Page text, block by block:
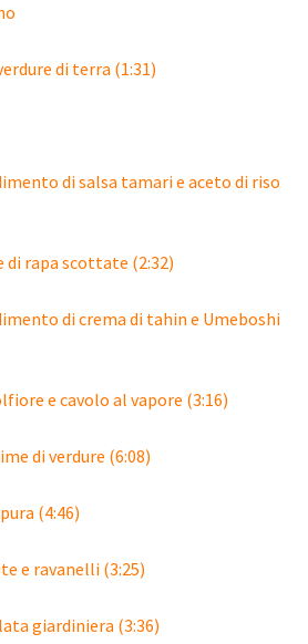
di terra (1:31)
di salsa tamari e aceto di riso
di rapa scottate (2:32)
di crema di tahin e Umeboshi
e cavolo al vapore (3:16)
di verdure (6:08)
(4:46)
e ravanelli (3:25)
giardiniera (3:36)